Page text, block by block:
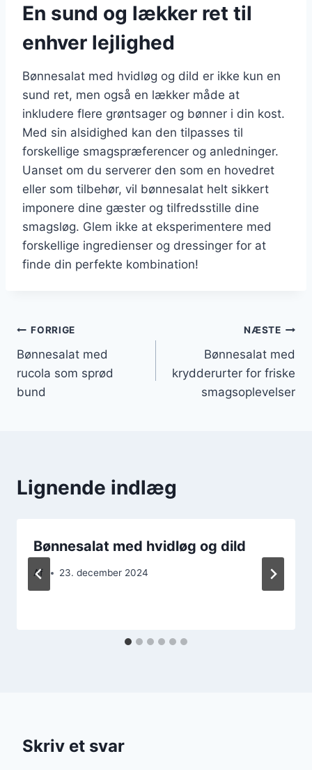
En sund og lækker ret til
enhver lejlighed
Bønnesalat med hvidløg og dild er ikke kun en
sund ret, men også en lækker måde at
inkludere flere grøntsager og bønner i din kost.
Med sin alsidighed kan den tilpasses til
forskellige smagspræferencer og anledninger.
Uanset om du serverer den som en hovedret
eller som tilbehør, vil bønnesalat helt sikkert
imponere dine gæster og tilfredsstille dine
smagsløg. Glem ikke at eksperimentere med
forskellige ingredienser og dressinger for at
finde din perfekte kombination!
Indlægsnavigation
FORRIGE
Bønnesalat med
rucola som sprød
bund
NÆSTE
Bønnesalat med
krydderurter for friske
smagsoplevelser
Lignende indlæg
Bønnesalat med hvidløg og dild
Af 23. december 2024
Skriv et svar